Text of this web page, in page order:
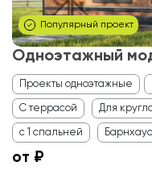
Популярный проект
Одноэтажный
Проекты одноэтажные
С террасой Для
с 1 спальней Барнхаус
от ₽